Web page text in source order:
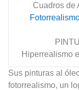
Cuadros de
Hiperrealismo
Sus pinturas al
fotorrealismo, un